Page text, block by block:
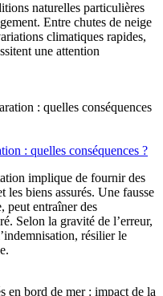
naturelles particulières
Entre chutes de neige
climatiques rapides,
une attention
: quelles conséquences ?
implique de fournir des
les biens assurés. Une fausse
peut entraîner des
Selon la gravité de l’erreur,
résilier le